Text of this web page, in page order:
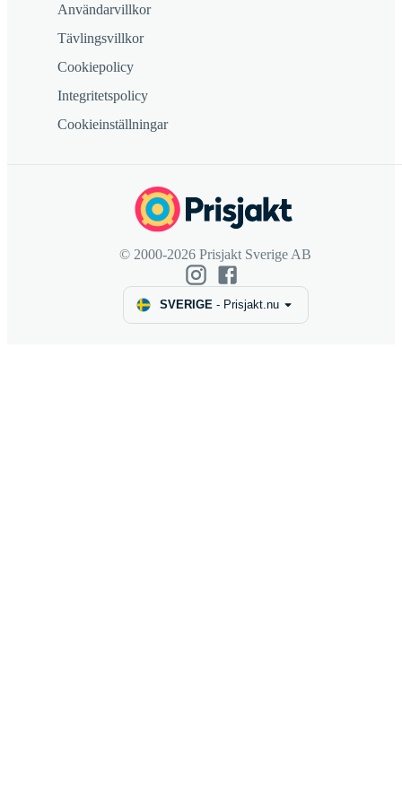
Användarvillkor
Tävlingsvillkor
Cookiepolicy
Integritetspolicy
Cookieinställningar
© 2000-2026 Prisjakt Sverige AB
SVERIGE- Prisjakt.nu